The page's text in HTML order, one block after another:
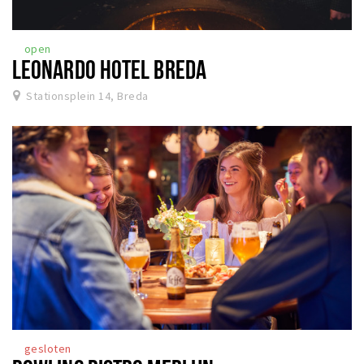
open
LEONARDO HOTEL BREDA
Stationsplein 14, Breda
gesloten